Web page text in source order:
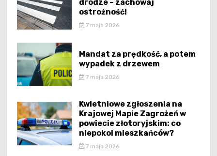
drodze – zachowaj
ostrożność!
7 maja 2026
Mandat za prędkość, a potem
wypadek z drzewem
7 maja 2026
Kwietniowe zgłoszenia na
Krajowej Mapie Zagrożeń w
powiecie złotoryjskim: co
niepokoi mieszkańców?
7 maja 2026